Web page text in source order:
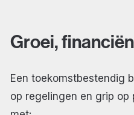
Groei,
Een toekomstbestendig
op regelingen en grip op